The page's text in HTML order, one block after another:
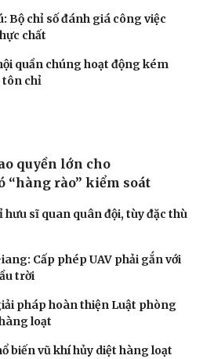
Bộ chỉ số đánh giá công việc
chất
quần chúng hoạt động kém
tôn chỉ
quyền lớn cho
“hàng rào” kiểm soát
sĩ quan quân đội, tùy đặc thù
Cấp phép UAV phải gắn với
trời
pháp hoàn thiện Luật phòng
loạt
biến vũ khí hủy diệt hàng loạt